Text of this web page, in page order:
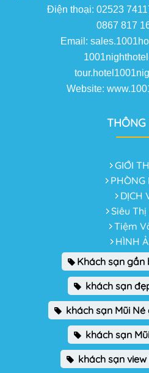
Điện thoại: 02523
0867 817 166 -
Email:
Website:
THÔNG
GIỚI
PHÒNG
DỊCH
Siêu Thị
Tiệm
HÌNH
Khách sạn gần
khách sạn
khách sạn Mũi
khách sạn
khách sạn